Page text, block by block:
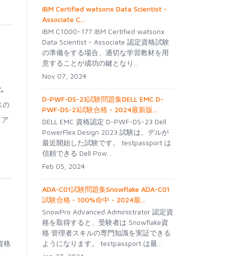
の
格
IBM Certified watsonx Data Scientist -
Associate C...
IBM C1000-177 IBM Certified watsonx
Data Scientist - Associate 認定資格試験
の準備をする場合、適切な学習教材を用
意することが成功の鍵となり...
Nov 07, 2024
D-PWF-DS-23試験問題集DELL EMC D-
PWF-DS-23試験合格 - 2024最新版...
DELL EMC 資格認定 D-PWF-DS-23 Dell
PowerFlex Design 2023 試験は、デルが
最近開始した試験です。 testpassport は
信頼できる Dell Pow...
Feb 05, 2024
ADA-C01試験問題集Snowflake ADA-C01
試験合格 - 100%命中 - 2024最...
SnowPro Advanced Administrator 認定資
格を取得すると、受験者は Snowflake資
格 管理者スキルの専門知識を実証できる
ようになります。 testpassport は最...